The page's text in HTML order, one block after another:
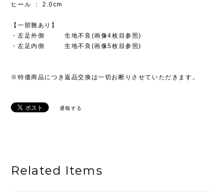
ヒール ： 2.0cm
【一部難あり】
・左足外側 生地不良(画像4枚目参照)
・左足内側 生地不良(画像5枚目参照)
※特価商品につき返品交換は一切お断りさせていただきます。
通報する
Related Items